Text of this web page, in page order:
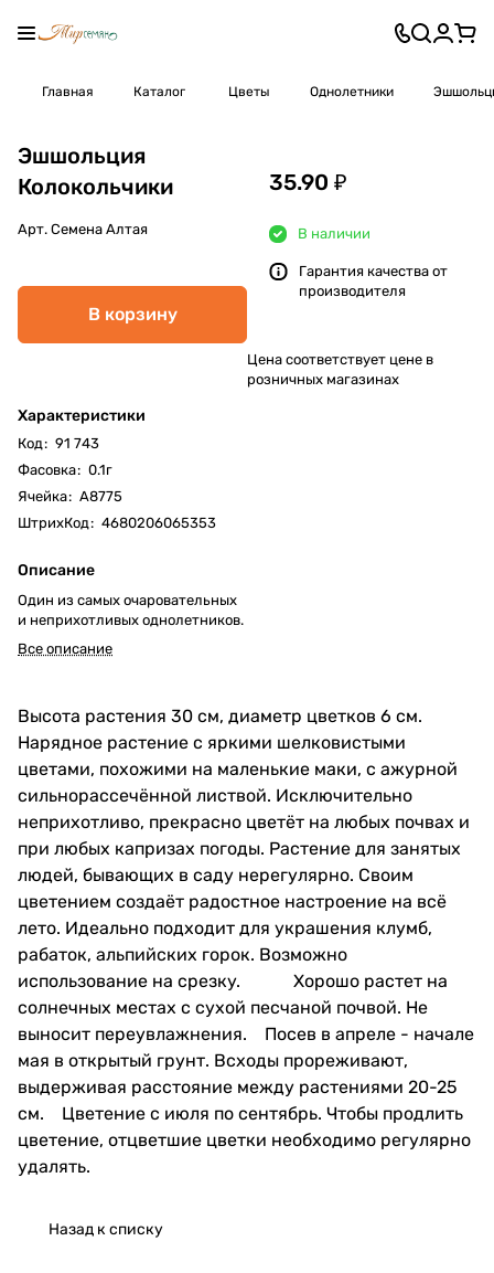
Главная Каталог Цветы Однолетники
Эшшольция
Колокольчики
Арт. Семена Алтая
В корзину
Характеристики
Код: 91 743
Фасовка: 0.1г
Ячейка: А8775
ШтрихКод: 4680206065353
Описание
Один из самых очаровательных
и неприхотливых однолетников.
Все описание
35.90 ₽
В наличии
Гарантия качества от
производителя
Цена соответствует цене в
розничных магазинах
Высота растения 30 см, диаметр цветков 6 см.
Нарядное растение с яркими шелковистыми
цветами, похожими на маленькие маки, с ажурной
сильнорассечённой листвой. Исключительно
неприхотливо, прекрасно цветёт на любых почвах и
при любых капризах погоды. Растение для занятых
людей, бывающих в саду нерегулярно. Своим
цветением создаёт радостное настроение на всё
лето. Идеально подходит для украшения клумб,
рабаток, альпийских горок. Возможно
использование на срезку. Хорошо растет на
солнечных местах с сухой песчаной почвой. Не
выносит переувлажнения. Посев в апреле - начале
мая в открытый грунт. Всходы прореживают,
выдерживая расстояние между растениями 20-25
см. Цветение с июля по сентябрь. Чтобы продлить
цветение, отцветшие цветки необходимо регулярно
удалять.
Назад к списку